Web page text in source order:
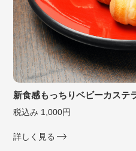
新食感もっちりベビーカステ
税込み 1,000円
詳しく見る